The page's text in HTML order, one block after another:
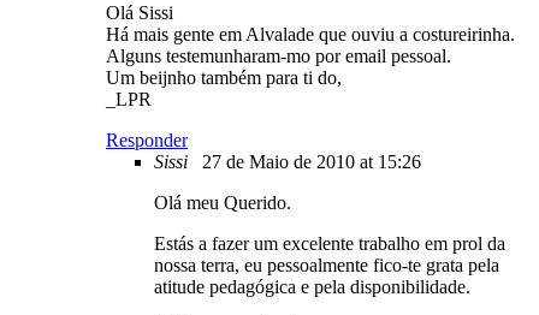
Olá Sissi
Há mais gente em Alvalade que ouviu a costureirinha.
Alguns testemunharam-mo por email pessoal.
Um beijnho também para ti do,
_LPR
Responder
Sissi
27 de Maio de 2010 at 15:26
Olá meu Querido.
Estás a fazer um excelente trabalho em prol da
nossa terra, eu pessoalmente fico-te grata pela
atitude pedagógica e pela disponibilidade.